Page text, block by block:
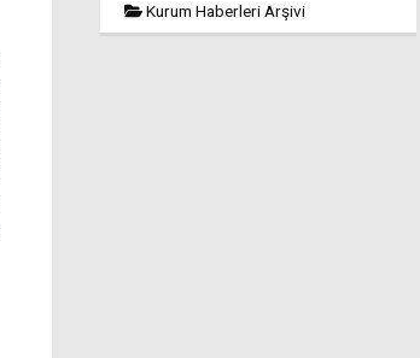
Kurum Haberleri Arşivi